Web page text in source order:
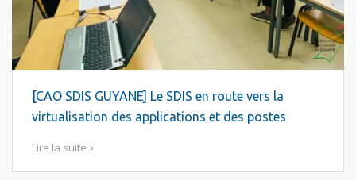
[CAO SDIS GUYANE] Le SDIS en route vers la
virtualisation des applications et des postes
Lire la suite